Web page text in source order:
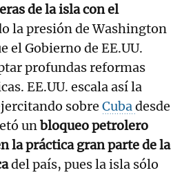
de la isla con el
la presión de Washington
el Gobierno de EE.UU.
profundas reformas
EE.UU. escala así la
sobre Cubadesde
unbloqueo petrolero
la práctica gran parte de la
del país, pues la isla sólo